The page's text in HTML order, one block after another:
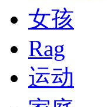
女孩
Rag
运动